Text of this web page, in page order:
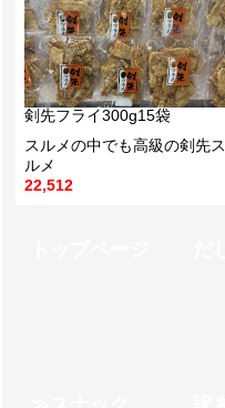
7,550
剣先フライ300g15袋
スルメの中でも高級の剣先ス
ルメ
22,512